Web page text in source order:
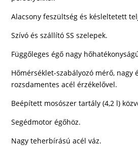
Alacsony feszültség és késleltetett
Szívó és szállító SS szelepek.
Függőleges égő nagy
Hőmérséklet-szabályozó mérő, nagy
rozsdamentes acél érzékelővel.
Beépített mosószer tartály (4,2 l)
Segédmotor égőhöz.
Nagy teherbírású acél váz.